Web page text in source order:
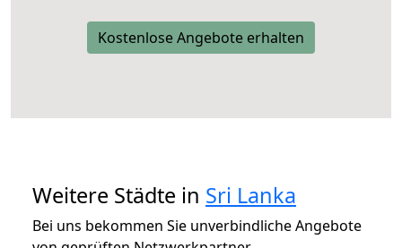
Kostenlose Angebote erhalten
Weitere Städte in Sri Lanka
Bei uns bekommen Sie unverbindliche Angebote